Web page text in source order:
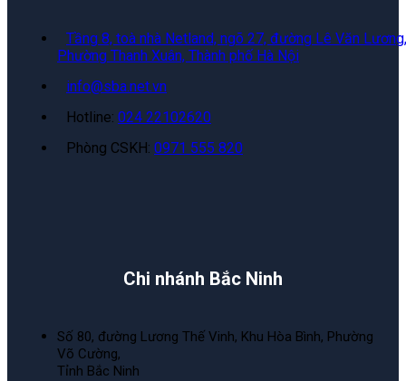
Tầng 8, toà nhà Netland, ngõ 27, đường Lê Văn Lương,
Phường Thanh Xuân, Thành phố Hà Nội
info@sba.net.vn
Hotline: 024 22102620
Phòng CSKH: 0971 555 820
Chi nhánh Bắc Ninh
Số 80, đường Lương Thế Vinh, Khu Hòa Bình, Phường
Võ Cường,
Tỉnh Bắc Ninh